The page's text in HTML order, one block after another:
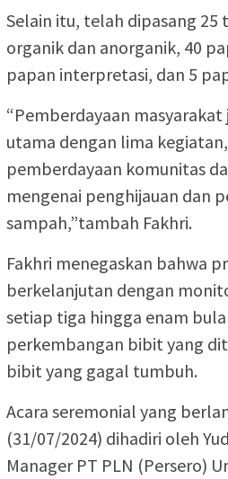
Selain itu, telah dipasang 25
organik dan anorganik, 40
papan interpretasi, dan 5
“Pemberdayaan
utama dengan lima
pemberdayaan komunitas
mengenai penghijauan dan
sampah,”tambah Fakhri.
Fakhri menegaskan bahwa
berkelanjutan dengan
setiap tiga hingga enam
perkembangan bibit yang
bibit yang gagal tumbuh.
Acara seremonial yang
(31/07/2024) dihadiri oleh
Manager PT PLN (Persero)